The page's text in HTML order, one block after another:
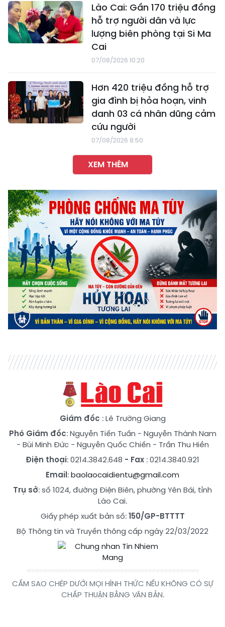
Lào Cai: Gần 170 triệu đồng
hỗ trợ người dân và lực
lượng biên phòng tại Si Ma
Cai
07/08/2026 10:20
Hơn 420 triệu đồng hỗ trợ
gia đình bị hỏa hoạn, vinh
danh 03 cá nhân dũng cảm
cứu người
07/08/2026 8:50
XEM THÊM
Giám đốc : Lê Trường Giang
Phó Giám đốc:Nguyễn Tiến Tuấn - Nguyễn Thành Nam
- Bùi Minh Đức- Nguyễn Quốc Chiến - Trần Thu Hiền
Điện thoại: 0214.3842.648 - Fax : 0214.3840.921
Email:baolaocaidientu@gmail.com
Trụ sở: số 1024, đường Điện Biên, phường Yên Bái, tỉnh
Lào Cai.
Giấy phép xuất bản số:150/GP-BTTTT
Bộ Thông tin và Truyền thông cấp ngày 22/03/2022
CẤM SAO CHÉP DƯỚI MỌI HÌNH THỨC NẾU KHÔNG CÓ SỰ
CHẤP THUẬN BẰNG VĂN BẢN.